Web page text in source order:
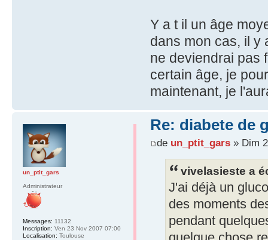
Y a t il un âge
dans mon cas, il y
ne deviendrai pas
certain âge, je
maintenant, je
Re: diabete de
de un_ptit_gars» Dim
vivelasieste a
J'ai déjà un
des moments
pendant
un_ptit_gars
Administrateur
Messages: 11132
Inscription: Ven 23 Nov 2007 07:00
Localisation: Toulouse